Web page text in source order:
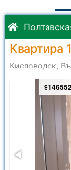
Квартира
Кисловодск,